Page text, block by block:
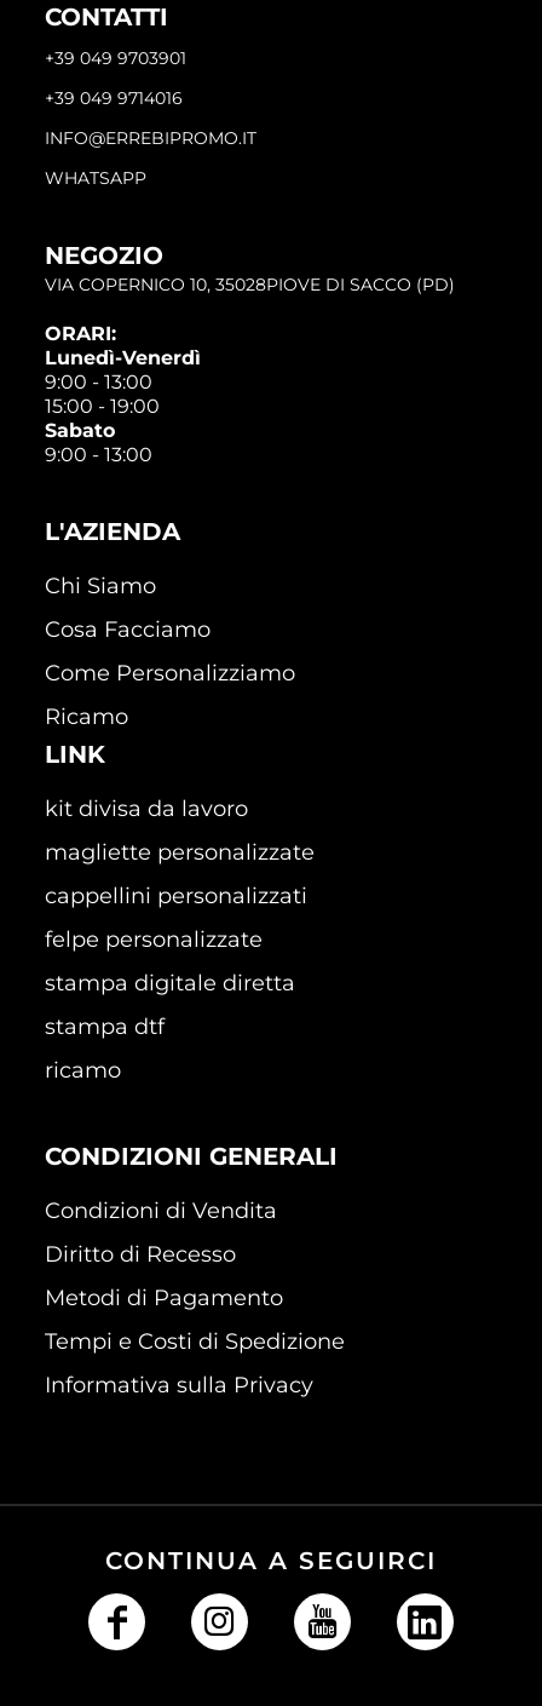
CONTATTI
+39 049 9703901
+39 049 9714016
INFO@ERREBIPROMO.IT
WHATSAPP
NEGOZIO
VIA COPERNICO 10, 35028PIOVE DI SACCO (PD)
ORARI:
Lunedì-Venerdì
9:00 - 13:00
15:00 - 19:00
Sabato
9:00 - 13:00
L'AZIENDA
Chi Siamo
Cosa Facciamo
Come Personalizziamo
Ricamo
LINK
kit divisa da lavoro
magliette personalizzate
cappellini personalizzati
felpe personalizzate
stampa digitale diretta
stampa dtf
ricamo
CONDIZIONI GENERALI
Condizioni di Vendita
Diritto di Recesso
Metodi di Pagamento
Tempi e Costi di Spedizione
Informativa sulla Privacy
CONTINUA A SEGUIRCI